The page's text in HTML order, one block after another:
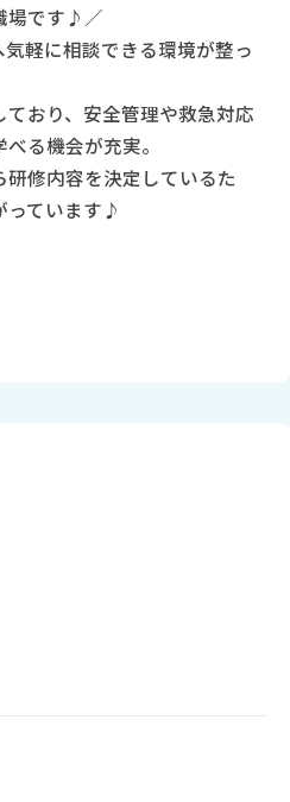
場です♪／
軽に相談できる環境が整っ
おり、安全管理や救急対応
る機会が充実。
修内容を決定しているた
っています♪